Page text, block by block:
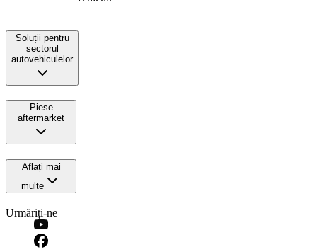
Soluții pentru
sectorul
autovehiculelor
Piese
aftermarket
Aflați mai
multe
Urmăriți-ne